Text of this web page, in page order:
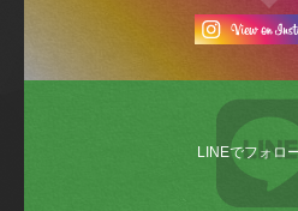
LINEでフォロ